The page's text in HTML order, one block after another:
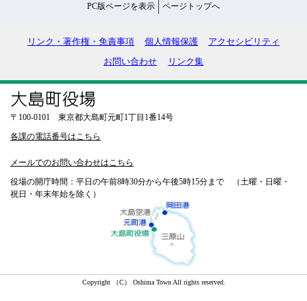
PC版ページを表示 ページトップへ
リンク・著作権・免責事項 個人情報保護 アクセシビリティ
お問い合わせ リンク集
〒100-0101 東京都大島町元町1丁目1番14号
各課の電話番号はこちら
メールでのお問い合わせはこちら
役場の開庁時間：平日の午前8時30分から午後5時15分まで （土曜・日曜・
祝日・年末年始を除く）
Copyright （C） Oshima Town All rights reserved.